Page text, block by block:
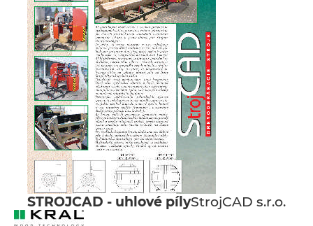
STROJCAD - uhlové pílyStrojCAD s.r.o.